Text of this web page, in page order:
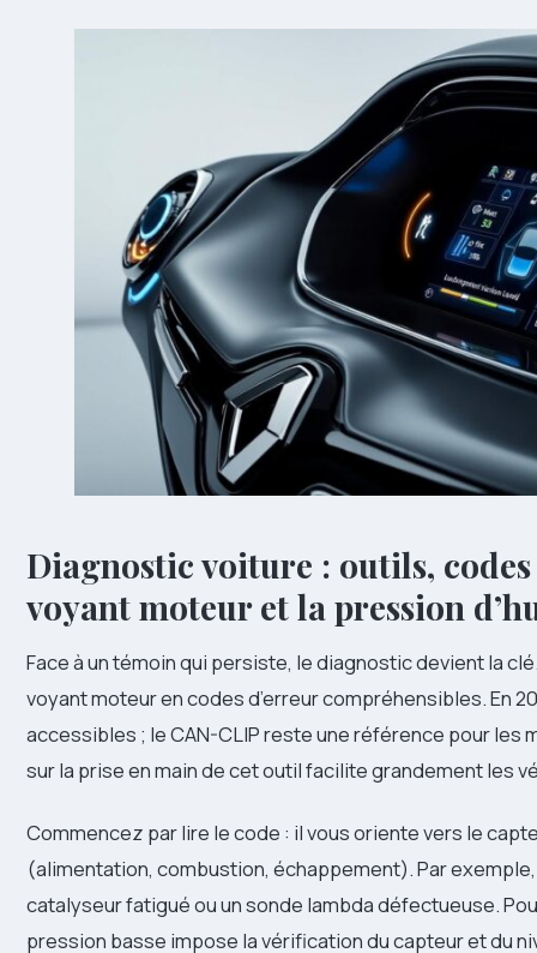
Diagnostic voiture : outils,
voyant moteur et la pression
Face à un témoin qui persiste, le diagnostic devient la
voyant moteur en codes d’erreur compréhensibles. En
accessibles ; le CAN-CLIP reste une référence pour les
sur la prise en main de cet outil facilite grandement les
Commencez par lire le code : il vous oriente vers le
(alimentation, combustion, échappement). Par
catalyseur fatigué ou un sonde lambda défectueuse.
pression basse impose la vérification du capteur et du